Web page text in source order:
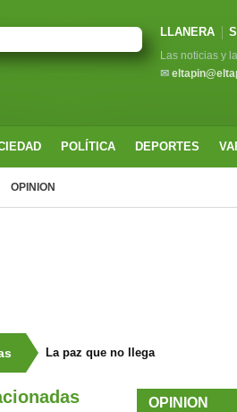
LLANERA
Las noticias y
✉
POLÍTICA DEPORTES
OPINION
La paz que no llega
OPINION